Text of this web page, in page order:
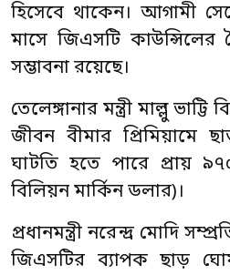
হিসেবে থাকেন। আগামী
মাসে জিএসটি
সম্ভাবনা রয়েছে।
তেলেঙ্গানার মন্ত্রী মাল্লু ভাট্টি
জীবন বীমার প্রিমিয়ামে
ঘাটতি হতে পারে প্রায়
বিলিয়ন মার্কিন ডলার)।
প্রধানমন্ত্রী নরেন্দ্র মোদি
জিএসটির ব্যাপক ছাড়